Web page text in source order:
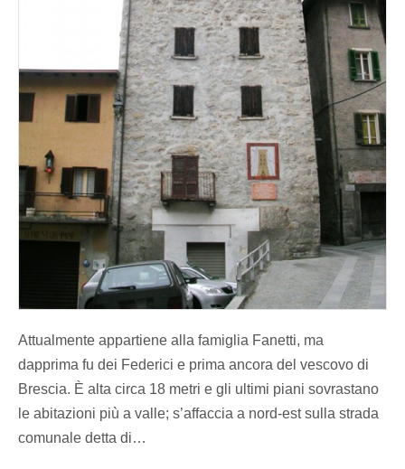
Attualmente appartiene alla famiglia Fanetti, ma
dapprima fu dei Federici e prima ancora del vescovo di
Brescia. È alta circa 18 metri e gli ultimi piani sovrastano
le abitazioni più a valle; s’affaccia a nord‐est sulla strada
comunale detta di…